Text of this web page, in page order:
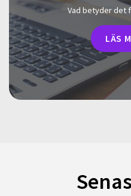
Vad betyder det
LÄS